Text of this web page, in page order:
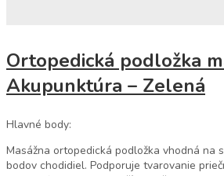
Ortopedická podložka
Akupunktúra – Zelená
Hlavné body:
Masážna ortopedická podložka vhodná na
bodov chodidiel. Podporuje tvarovanie